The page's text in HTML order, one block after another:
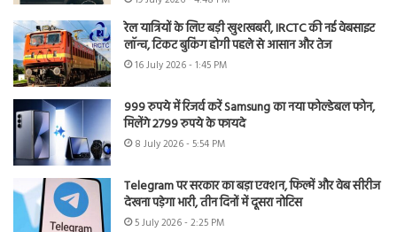
रेल यात्रियों के लिए बड़ी खुशखबरी, IRCTC की नई वेबसाइट
लॉन्च, टिकट बुकिंग होगी पहले से आसान और तेज
16 July 2026 - 1:45 PM
999 रुपये में रिजर्व करें Samsung का नया फोल्डेबल फोन,
मिलेंगे 2799 रुपये के फायदे
8 July 2026 - 5:54 PM
Telegram पर सरकार का बड़ा एक्शन, फिल्में और वेब सीरीज
देखना पड़ेगा भारी, तीन दिनों में दूसरा नोटिस
5 July 2026 - 2:25 PM